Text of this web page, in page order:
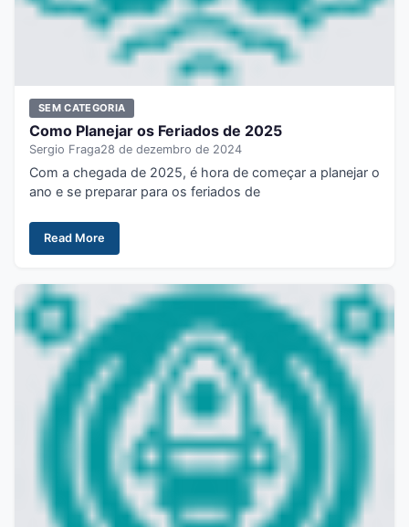
SEM CATEGORIA
Como Planejar os Feriados de 2025
Sergio Fraga28 de dezembro de 2024
Com a chegada de 2025, é hora de começar a planejar o
ano e se preparar para os feriados de
Read More